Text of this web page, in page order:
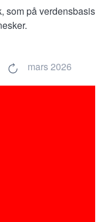
som på verdensbasis
mars 2026